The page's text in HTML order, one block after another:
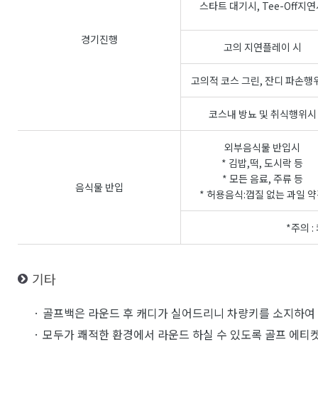
경기진행
스타트 대기시, Tee-Off지연
고의 지연플레이 시
고의적 코스 그린, 잔디 파손행
코스내 방뇨 및 취식행위시
음식물 반입
외부음식물 반입시
* 김밥,떡, 도시락 등
* 모든 음료, 주류 등
* 허용음식:껍질 없는 과일
*주의 :
기타
· 골프백은 라운드 후 캐디가 실어드리니 차량키를 소지하
· 모두가 쾌적한 환경에서 라운드 하실 수 있도록 골프 에티